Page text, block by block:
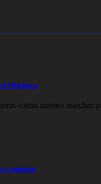
Obelisco
contra quienes marchan
a minuto